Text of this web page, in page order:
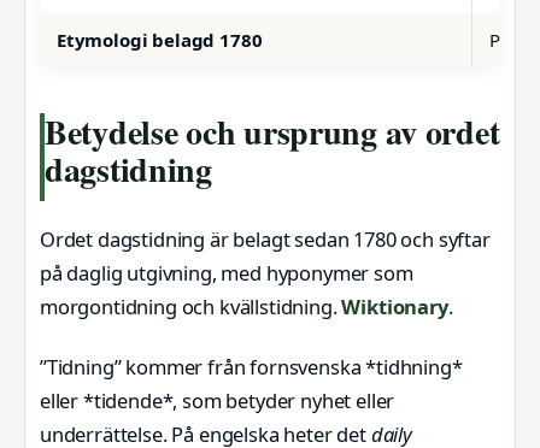
Etymologi belagd 1780
Betydelse och ursprung av ordet
dagstidning
Ordet dagstidning är belagt sedan 1780 och syftar
på daglig utgivning, med hyponymer som
morgontidning och kvällstidning.Wiktionary.
”Tidning” kommer från fornsvenska *tidhning*
eller *tidende*, som betyder nyhet eller
underrättelse. På engelska heter detdaily